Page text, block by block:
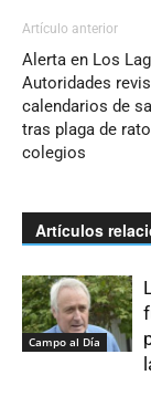
Artículo anterior
Alerta en Los
Autoridades
calendarios de
tras plaga de
colegios
Artículos
Campo al Día